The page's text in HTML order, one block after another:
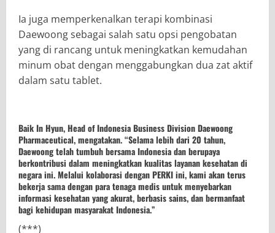
Ia juga memperkenalkan terapi kombinasi
Daewoong sebagai salah satu opsi pengobatan
yang di rancang untuk meningkatkan kemudahan
minum obat dengan menggabungkan dua zat aktif
dalam satu tablet.
Baik In Hyun, Head of Indonesia Business Division Daewoong
Pharmaceutical, mengatakan. “Selama lebih dari 20 tahun,
Daewoong telah tumbuh bersama Indonesia dan berupaya
berkontribusi dalam meningkatkan kualitas layanan kesehatan di
negara ini. Melalui kolaborasi dengan PERKI ini, kami akan terus
bekerja sama dengan para tenaga medis untuk menyebarkan
informasi kesehatan yang akurat, berbasis sains, dan bermanfaat
bagi kehidupan masyarakat Indonesia.”
(***)